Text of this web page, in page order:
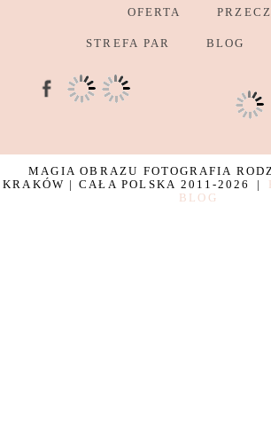
OFERTA
STREFA PAR BLOG
MAGIA OBRAZU FOTOGRAFIA
KRAKÓW | CAŁA POLSKA 2011-2026
|
BLOG